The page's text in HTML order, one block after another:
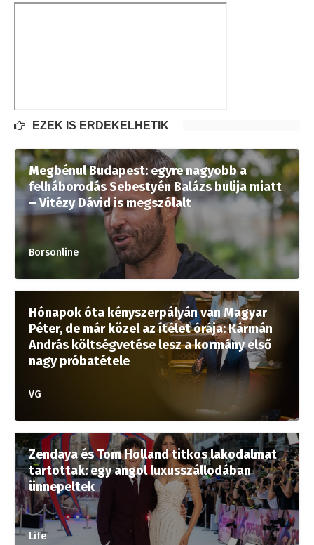
EZEK IS ÉRDEKELHETIK
Megbénul Budapest: egyre nagyobb a
felháborodás Sebestyén Balázs bulija miatt
– Vitézy Dávid is megszólalt
Borsonline
Hónapok óta kényszerpályán van Magyar
Péter, de már közel az ítélet órája: Kármán
András költségvetése lesz a kormány első
nagy próbatétele
VG
Zendaya és Tom Holland titkos lakodalmat
tartottak: egy angol luxusszállodában
ünnepeltek
Life